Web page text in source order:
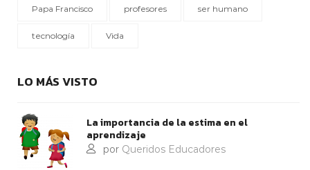
Papa Francisco profesores ser humano
tecnología Vida
LO MÁS VISTO
La importancia de la estima en el
aprendizaje
por Queridos Educadores